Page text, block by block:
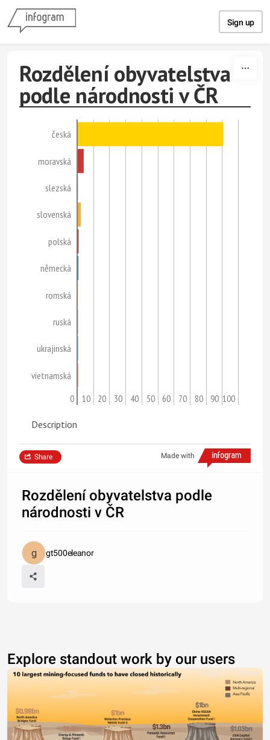
Sign up
Rozdělení obyvatelstva
podle národnosti v ČR
česká
moravská
slezská
slovenská
polská
německá
romská
ruská
ukrajinská
vietnamská
0 10 20 30 40 50 60 70 80 90 100
Description
Made with
Share
Rozdělení obyvatelstva podle
národnosti v ČR
gt500eleanor
Explore standout work by our users